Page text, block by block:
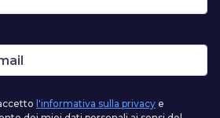
l'informativa sulla privacy e